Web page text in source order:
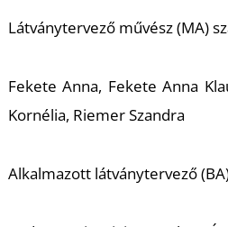
Látványtervező művész (MA)
Fekete Anna, Fekete Anna
Kornélia, Riemer Szandra
Alkalmazott látványtervező